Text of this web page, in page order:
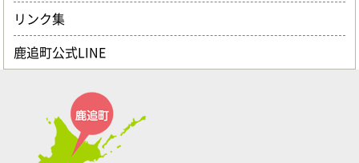
リンク集
鹿追町公式LINE